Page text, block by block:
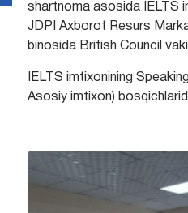
shartnoma asosida IELTS
JDPI Axborot Resurs
binosida British Council
IELTS imtixonining
Asosiy imtixon)